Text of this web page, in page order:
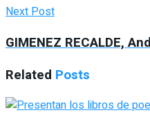
Next Post
GIMENEZ RECALDE,
Related Posts